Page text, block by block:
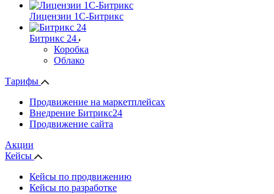
Лицензии 1С-Битрикс
Битрикс 24
Коробка
Облако
Тарифы
Продвижение на маркетплейсах
Внедрение Битрикс24
Продвижение сайта
Акции
Кейсы
Кейсы по продвижению
Кейсы по разработке